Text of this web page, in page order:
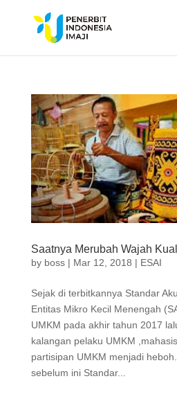
Saatnya Merubah Wajah
by boss| Mar 12, 2018 | ESAI
Sejak di terbitkannya Standar
Entitas Mikro Kecil Menengah
UMKM pada akhir tahun 2017
kalangan pelaku UMKM
partisipan UMKM menjadi
sebelum ini Standar...